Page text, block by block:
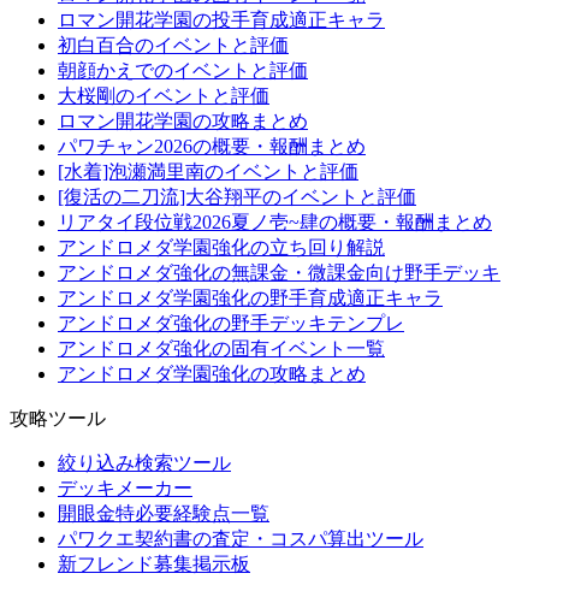
ロマン開花学園の投手育成適正キャラ
初白百合のイベントと評価
朝顔かえでのイベントと評価
大桜剛のイベントと評価
ロマン開花学園の攻略まとめ
パワチャン2026の概要・報酬まとめ
[水着]泡瀬満里南のイベントと評価
[復活の二刀流]大谷翔平のイベントと評価
リアタイ段位戦2026夏ノ壱~肆の概要・報酬まとめ
アンドロメダ学園強化の立ち回り解説
アンドロメダ強化の無課金・微課金向け野手デッキ
アンドロメダ学園強化の野手育成適正キャラ
アンドロメダ強化の野手デッキテンプレ
アンドロメダ強化の固有イベント一覧
アンドロメダ学園強化の攻略まとめ
攻略ツール
絞り込み検索ツール
デッキメーカー
開眼金特必要経験点一覧
パワクエ契約書の査定・コスパ算出ツール
新フレンド募集掲示板